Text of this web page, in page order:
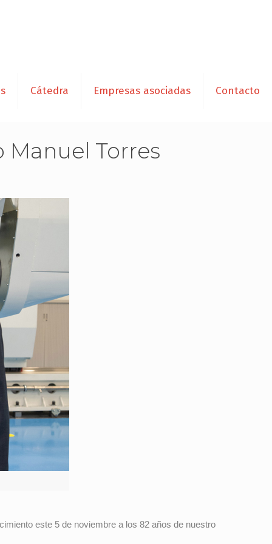
Cátedra Empresas asociadas Contacto
Torres
este 5 de noviembre a los 82 años de nuestro